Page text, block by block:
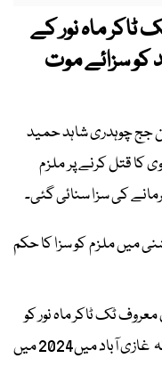
ماہ نور کے
سزائے موت
جج چوہدری شاہد حمید
قتل کرنے پر ملزم
میں ملزم کو سزا کا حکم
ٹک ٹاکر ماہ نور کو
گلا دبا کر قتل کیا تھا، ملزم کے خلاف تھانہ غازی آباد میں2024 میں